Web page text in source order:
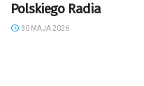
Polskiego Radia
30 MAJA 2026